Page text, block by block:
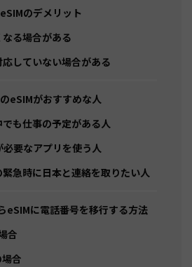
のデメリット
る場合がある
応していない場合がある
eSIMがおすすめな人
も仕事の予定がある人
必要なアプリを使う人
急時に日本と連絡を取りたい人
eSIMに電話番号を移行する方法
合
合